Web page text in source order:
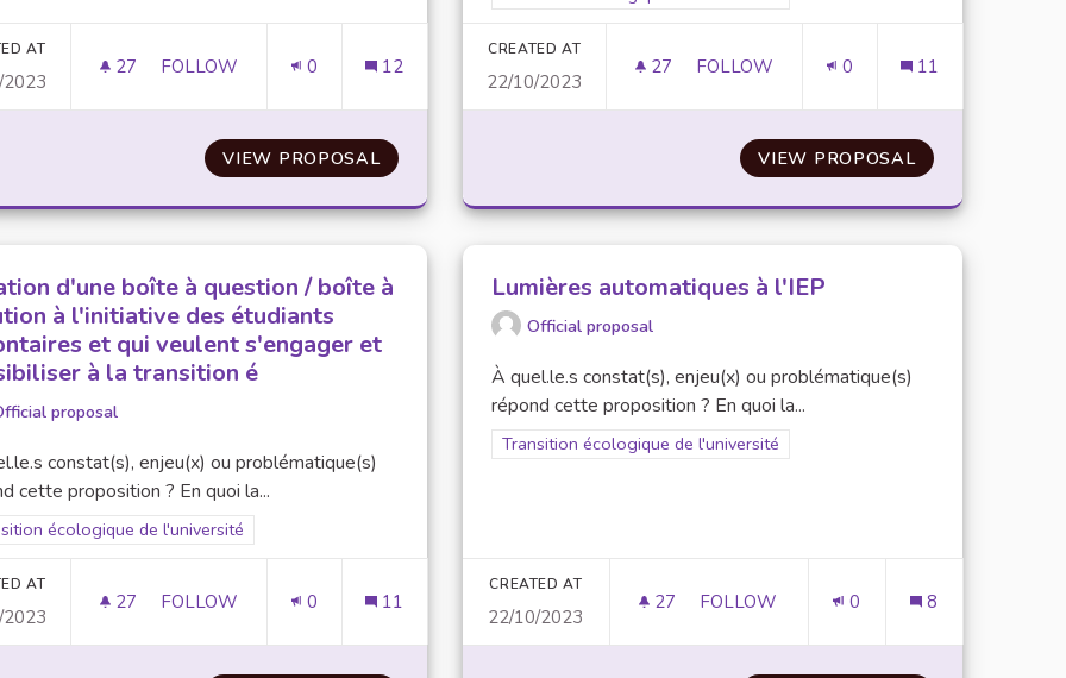
AT
27 27 FOLLOWERS
FOLLOW 0 12
VIEW PROPOSALSYSTÈME DE CARS ENTRE CAMPUS
CREATED AT
22/10/2023
27 27 FOLLOWERS
FOLLOW 0 11
VIEW PROPOSALBIBLIOTHÈQUE
d'une boîte à question / boîte à
à l'initiative des étudiants
et qui veulent s'engager et
à la transition é
proposal
constat(s), enjeu(x) ou problématique(s)
cette proposition ? En quoi la...
results for scope: Transition écologique de l'université
écologique de l'université
AT
27 27 FOLLOWERS
FOLLOW
CRÉATION D'UNE BOÎTE À QUESTION / BOÎTE À SOLUTION À L'INITIATIVE DES ÉTUDIANTS
0 11
Lumières automatiques à l'IEP
Official proposal
À quel.le.s constat(s), enjeu(x) ou problématique(s)
répond cette proposition ? En quoi la...
Filter results for scope: Transition écologique de l'université
Transition écologique de l'université
CREATED AT
22/10/2023
27 27 FOLLOWERS
FOLLOW 0 8